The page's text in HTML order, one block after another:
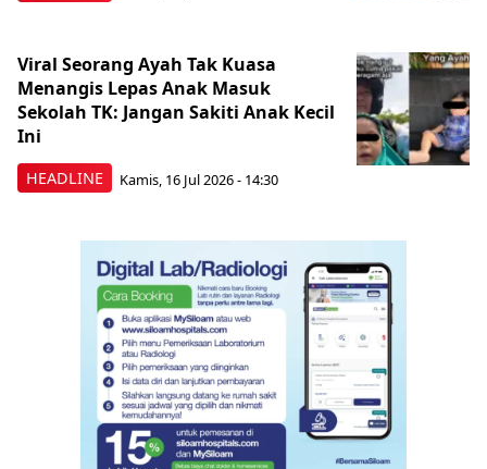
HEADLINE
Viral Seorang Ayah Tak Kuasa
Menangis Lepas Anak Masuk
Sekolah TK: Jangan Sakiti Anak Kecil
Ini
Kamis, 16 Jul 2026 - 14:30